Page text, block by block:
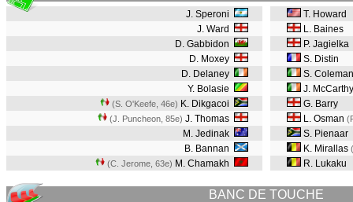
J. Speroni
J. Ward
D. Gabbidon
D. Moxey
D. Delaney
Y. Bolasie
(S. O'Keefe, 46e) K. Dikgacoi
(J. Puncheon, 85e) J. Thomas
M. Jedinak
B. Bannan
(C. Jerome, 63e) M. Chamakh
T. Howard
L. Baines
P. Jagielka
S. Distin
S. Coleman
J. McCarthy
G. Barry
L. Osman
S. Pienaar
K. Mirallas
R. Lukaku
BANC DE TOUCHE